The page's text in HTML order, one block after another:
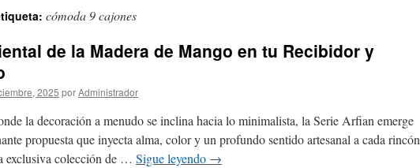
cómoda 9 cajones
de la Madera de Mango en tu Recibidor y
2025 porAdministrador
la decoración a menudo se inclina hacia lo minimalista, la Serie Arfian emerge
propuesta que inyecta alma, color y un profundo sentido artesanal a cada rincón
exclusiva colección de … Sigue leyendo →